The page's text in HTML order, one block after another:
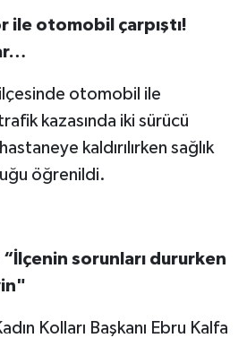
ile otomobil çarpıştı!
ilçesinde otomobil ile
kazasında iki sürücü
kaldırılırken sağlık
öğrenildi.
sorunları dururken
Kolları Başkanı Ebru Kalfa